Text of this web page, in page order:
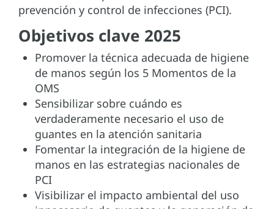
prevención y control de infecciones (PCI).
Objetivos clave 2025
Promover la técnica adecuada de higiene
de manos según los 5 Momentos de la
OMS
Sensibilizar sobre cuándo es
verdaderamente necesario el uso de
guantes en la atención sanitaria
Fomentar la integración de la higiene de
manos en las estrategias nacionales de
PCI
Visibilizar el impacto ambiental del uso